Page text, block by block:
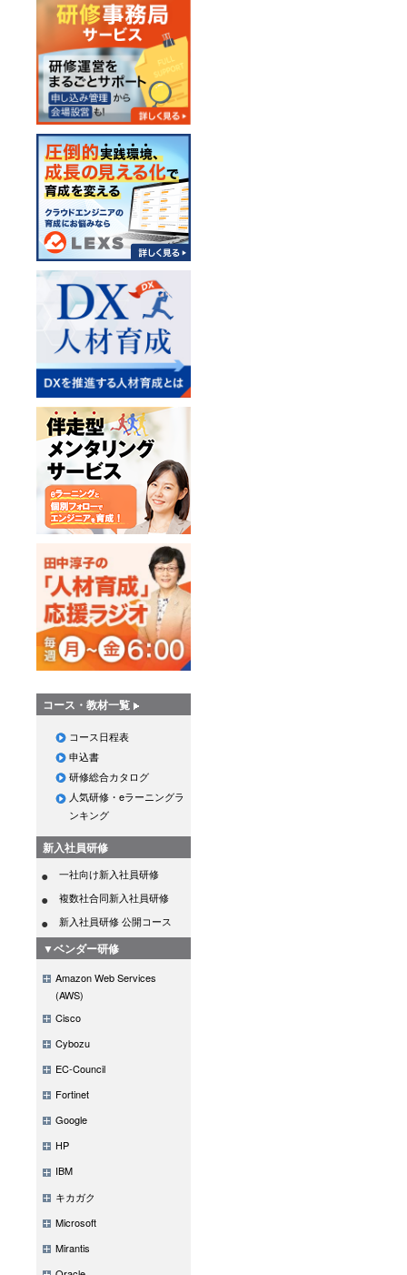
コース・教材一覧
コース日程表
申込書
研修総合カタログ
人気研修・eラーニングラ
ンキング
新入社員研修
一社向け新入社員研修
複数社合同新入社員研修
新入社員研修 公開コース
▼ベンダー研修
Amazon Web Services
(AWS)
Cisco
Cybozu
EC-Council
Fortinet
Google
HP
IBM
キカガク
Microsoft
Mirantis